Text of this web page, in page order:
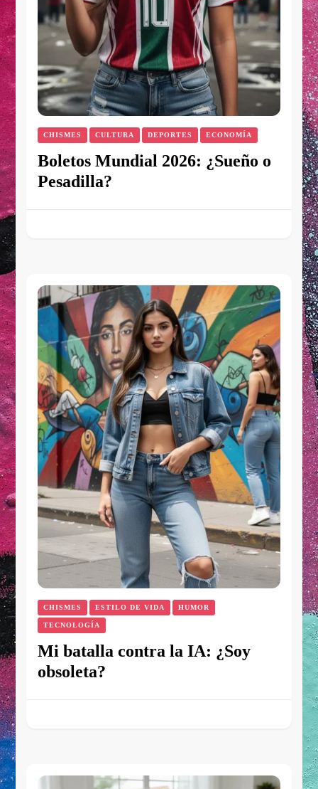
CHISMES CULTURA DEPORTES ECONOMÍA
Boletos Mundial 2026: ¿Sueño o
Pesadilla?
CHISMES ESTILO DE VIDA HUMOR
TECNOLOGÍA
Mi batalla contra la IA: ¿Soy
obsoleta?